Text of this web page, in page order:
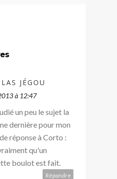
JÉGOU
à 12:47
un peu le sujet la
dernière pour mon
réponse à Corto :
qu'un
boulot est fait.
Répondre